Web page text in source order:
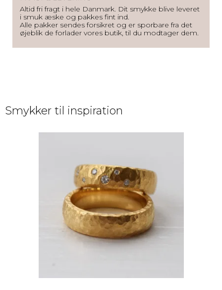
Altid fri fragt i hele Danmark. Dit smykke blive leveret
i smuk æske og pakkes fint ind.
Alle pakker sendes forsikret og er sporbare fra det
øjeblik de forlader vores butik, til du modtager dem.
Smykker til inspiration